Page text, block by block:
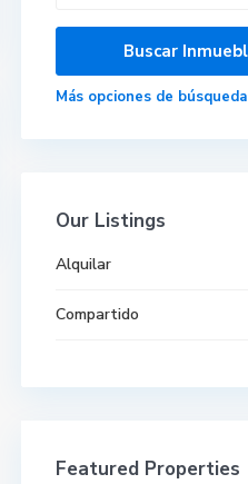
Más opciones de búsqueda
Our Listings
Alquilar
Compartido
Featured Properties